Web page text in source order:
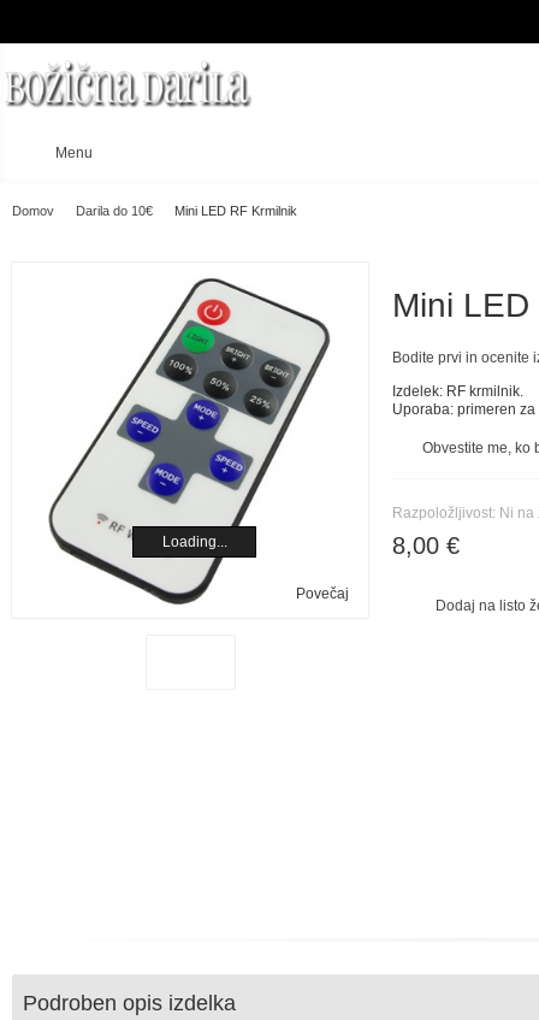
Menu
Domov Darila do 10€ Mini LED RF Krmilnik
Loading...
Povečaj
Mini
Bodite prvi in ocenite
Izdelek: RF krmilnik.
Uporaba: primeren
Obvestite me, ko
Razpoložljivost: Ni na
8,00 €
Dodaj na listo
Podroben opis izdelka